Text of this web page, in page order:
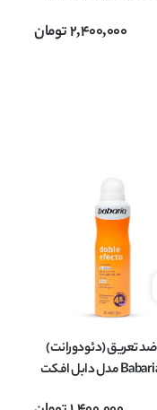
2,400,000تومان
تعریق (دئودورانت)
باباریا Babaria مدل دابل افکت